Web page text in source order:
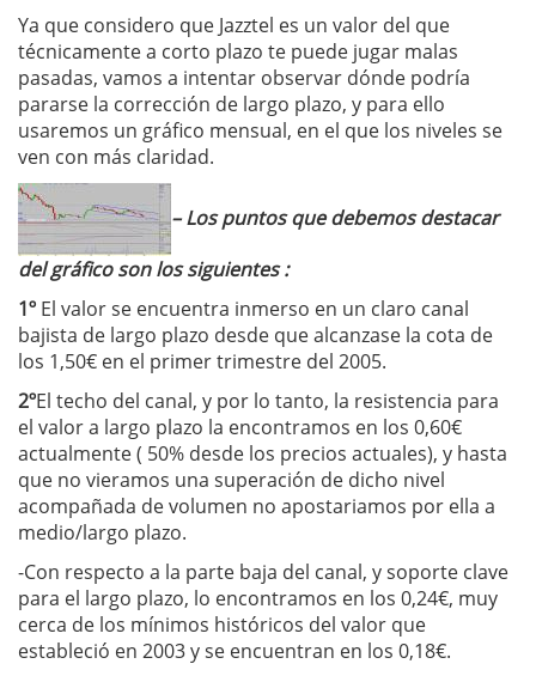
Ya que considero que Jazztel es un valor del que
técnicamente a corto plazo te puede jugar malas
pasadas, vamos a intentar observar dónde podría
pararse la corrección de largo plazo, y para ello
usaremos un gráfico mensual, en el que los niveles se
ven con más claridad.
– Los puntos que debemos destacar
del gráfico son los siguientes :
1º El valor se encuentra inmerso en un claro canal
bajista de largo plazo desde que alcanzase la cota de
los 1,50€ en el primer trimestre del 2005.
2ºEl techo del canal, y por lo tanto, la resistencia para
el valor a largo plazo la encontramos en los 0,60€
actualmente ( 50% desde los precios actuales), y hasta
que no vieramos una superación de dicho nivel
acompañada de volumen no apostariamos por ella a
medio/largo plazo.
-Con respecto a la parte baja del canal, y soporte clave
para el largo plazo, lo encontramos en los 0,24€, muy
cerca de los mínimos históricos del valor que
estableció en 2003 y se encuentran en los 0,18€.